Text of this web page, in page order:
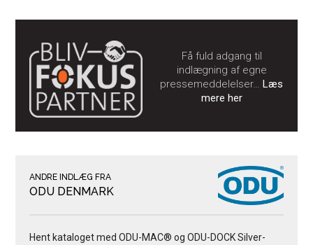
Få fuld adgang til
indlægning af egne
pressemeddelelser…Læs
mere her
ANDRE INDLÆG FRA
ODU DENMARK
Hent kataloget med ODU-MAC® og ODU-DOCK Silver-